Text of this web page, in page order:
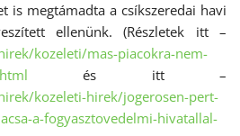
is megtámadta a csíkszeredai havi
ellenünk. (Részletek itt –
kozeleti/mas-piacokra-nem-
és itt –
kozeleti-hirek/jogerosen-pert-
a-fogyasztovedelmi-hivatallal-